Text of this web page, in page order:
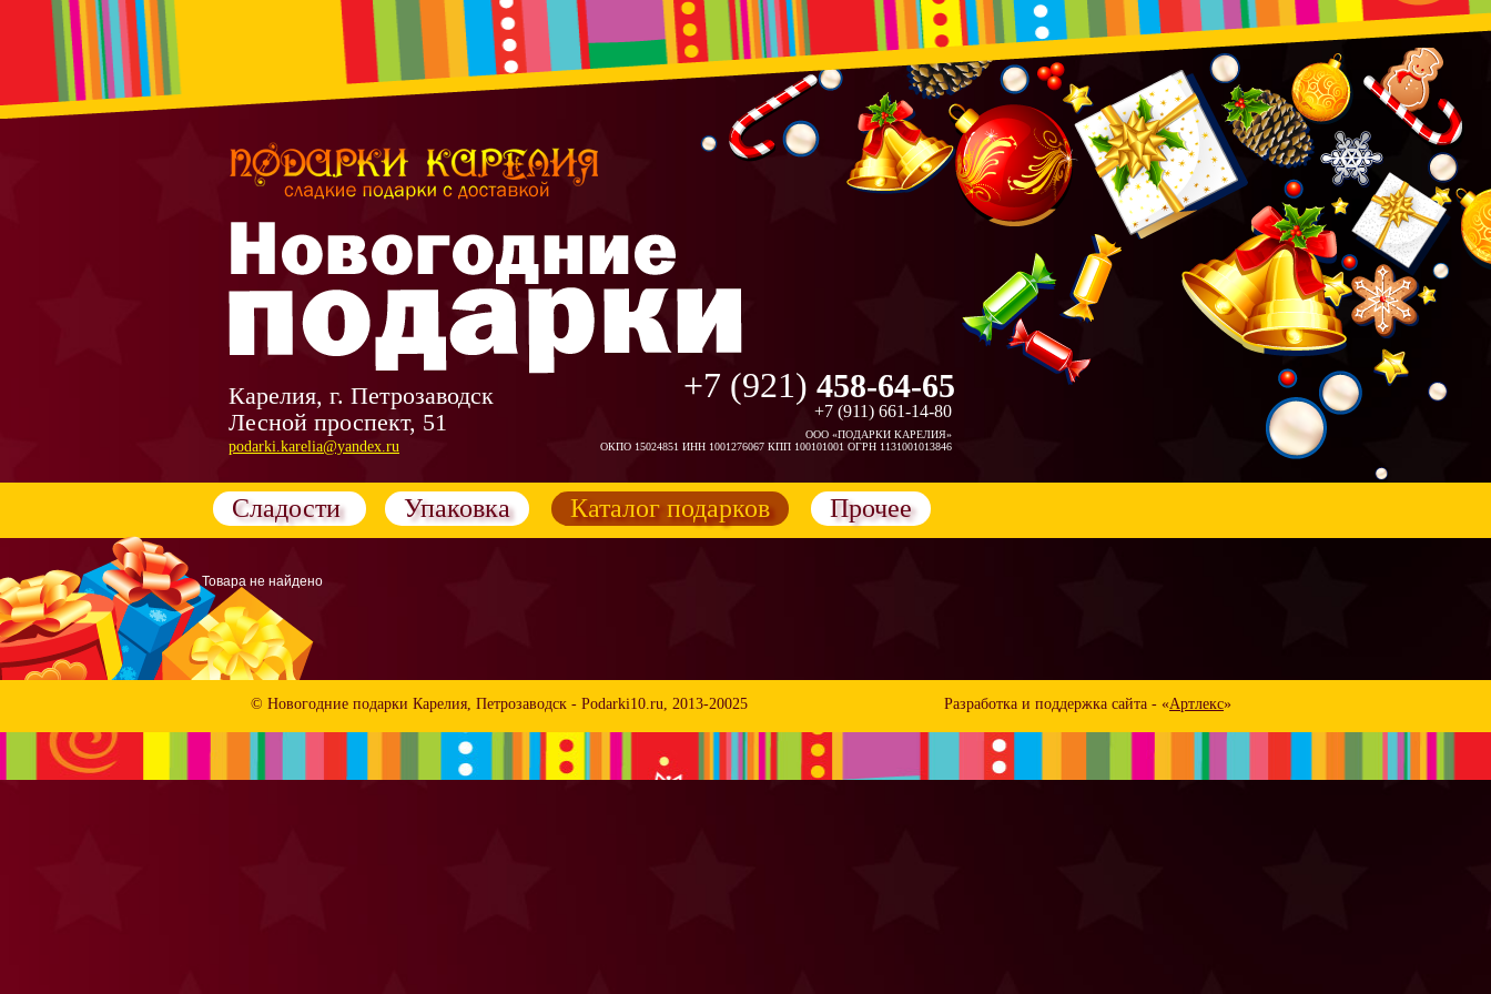
Карелия, г. Петрозаводск
Лесной проспект, 51
podarki.karelia@yandex.ru
+7 (921) 458-64-65
+7 (911) 661-14-80
ООО «ПОДАРКИ КАРЕЛИЯ»
ОКПО 15024851 ИНН 1001276067 КПП 100101001 ОГРН 1131001013846
Сладости Упаковка Каталог подарков Прочее
Товара не найдено
© Новогодние подарки Карелия, Петрозаводск - Podarki10.ru, 2013-20025 Разработка и поддержка сайта - «Артлекс»